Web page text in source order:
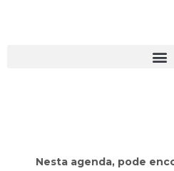
Nesta agenda, pode